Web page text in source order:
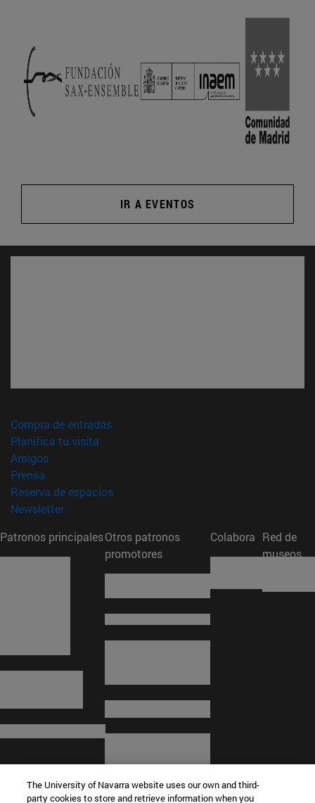
IR A EVENTOS
Compra de entradas(abre en nueva ventana)
Planifica tu visita
Amigos(abre en nueva ventana)
Prensa
Reserva de espacios(abre en nueva ventana)
Newsletter(abre en nueva ventana)
Patronos principalesOtros patronos
promotores
Colabora Red de
museos
The University of Navarra website uses our own and third-
party cookies to store and retrieve information when you